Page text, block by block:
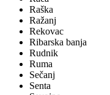
Raška
Ražanj
Rekovac
Ribarska banja
Rudnik
Ruma
Sečanj
Senta